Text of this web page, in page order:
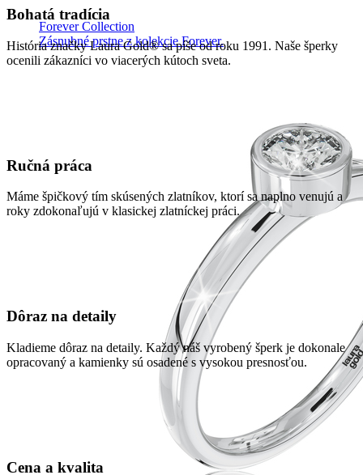
Forever Collection
Zásnubné prstne z kolekcie Forever.
Bohatá tradícia
História značky Laura Gold® sa píše od roku 1991. Naše šperky
ocenili zákazníci vo viacerých kútoch sveta.
Ručná práca
Máme špičkový tím skúsených zlatníkov, ktorí sa naplno venujú a
roky zdokonaľujú v klasickej zlatníckej práci.
Dôraz na detaily
Kladieme dôraz na detaily. Každý náš vyrobený šperk je dokonale
opracovaný a kamienky sú osadené s vysokou presnosťou.
Cena a kvalita